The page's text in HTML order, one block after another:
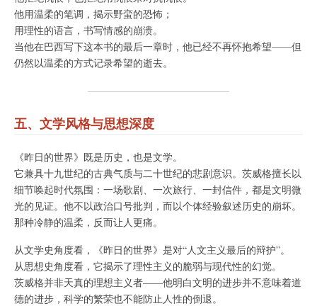
他用温柔的笔调，揭示野蛮的恐怖；
用理性的语言，书写情感的崩溃。
当他在巴西写下这本书的最后一章时，他已经不再怀抱希望——但
仍然以温柔的方式记录希望的逝去。
五、文学风格与思想深度
《昨日的世界》既是历史，也是文学。
它兼具十九世纪的古典气质与二十世纪的悲剧意识。茨威格擅长以
细节唤起时代氛围：一场歌剧、一次旅行、一封信件，都是文明微
光的见证。他不以政治口号批判，而以个体经验叙述历史的崩坏。
那种冷静的温柔，反而让人更痛。
从文学史角度看，《昨日的世界》是对“人文主义最后的辩护”。
从思想史角度看，它揭示了理性主义的脆弱与现代性的幻觉。
茨威格并非天真的理想主义者——他明白文明的进步并不意味着道
德的进步，科学的繁荣也不能防止人性的倒退。